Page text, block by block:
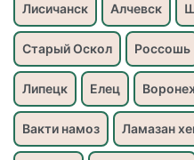
Лисичанск Алчевск
Старый Оскол Россошь
Липецк Елец
Вакти намоз Ламазан